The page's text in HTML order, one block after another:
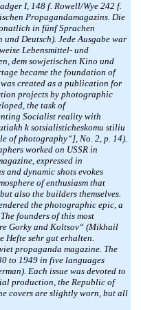
I, 148 f. Rowell/Wye 242 f.
Propagandamagazins. Die
in fünf Sprachen
und Deutsch). Jede Ausgabe war
Lebensmittel- und
dem sowjetischen Kino und
became the foundation of
created as a publication for
projects by photographic
the task of
Socialist reality with
k sotsialisticheskomu stiliu
of photography“], No. 2, p. 14).
worked on USSR in
expressed in
and dynamic shots evokes
of enthusiasm that
also the builders themselves.
the photographic epic, a
founders of this most
Gorky and Koltsov“ (Mikhail
Hefte sehr gut erhalten.
propaganda magazine. The
to 1949 in five languages
Each issue was devoted to
production, the Republic of
covers are slightly worn, but all